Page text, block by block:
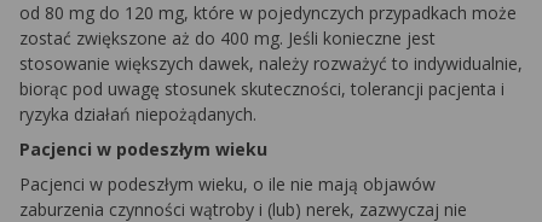
od 80 mg do 120 mg, które w pojedynczych przypadkach może
zostać zwiększone aż do 400 mg. Jeśli konieczne jest
stosowanie większych dawek, należy rozważyć to indywidualnie,
biorąc pod uwagę stosunek skuteczności, tolerancji pacjenta i
ryzyka działań niepożądanych.
Pacjenci w podeszłym wieku
Pacjenci w podeszłym wieku, o ile nie mają objawów
zaburzenia czynności wątroby i (lub) nerek, zazwyczaj nie